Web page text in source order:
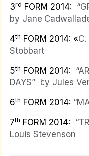
3rd FORM 2014:
by Jane
4th FORM 2014: «C.
Stobbart
5th FORM 2014:
DAYS” by Jules
6th FORM 2014:
7th FORM 2014:
Louis Stevenson